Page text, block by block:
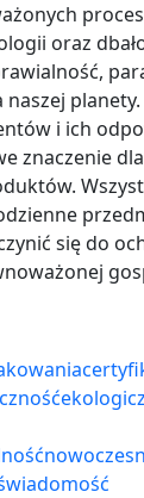
oraz
i ich
znaczenie
się do